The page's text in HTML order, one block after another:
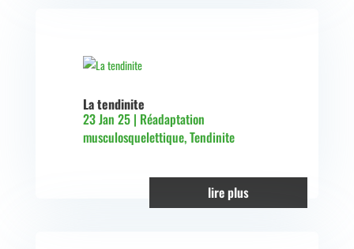
La tendinite
23 Jan 25| Réadaptation
musculosquelettique,Tendinite
lire plus